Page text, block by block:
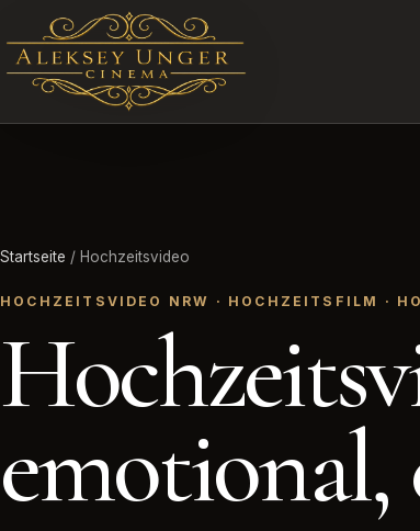
STARTSEITE ALEKSEY UNGER CINEMA
Startseite / Hochzeitsvideo
HOCHZEITSVIDEO NRW · HOCHZEITSFILM ·
emotional,